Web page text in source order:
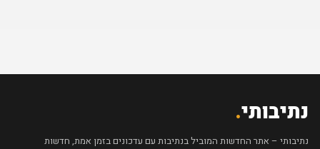
נתיבותי.
נתיבותי – אתר החדשות המוביל בנתיבות עם עדכונים בזמן אמת, חדשות